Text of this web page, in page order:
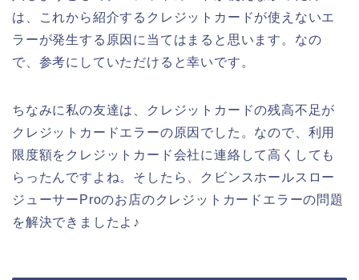
は、これから紹介するクレジットカードが使えないエ
ラーが発生する原因に当てはまると思います。なの
で、参考にしていただけると幸いです。
ちなみに私の友達は、クレジットカードの残高不足が
クレジットカードエラーの原因でした。なので、利用
限度額をクレジットカード会社に連絡して高くしても
らったんですよね。そしたら、クビンスホールスロー
ジューサーProのお店のクレジットカードエラーの問題
を解決できましたよ♪